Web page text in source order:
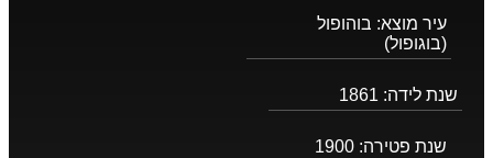
עיר מוצא: בוהופול
(בוגופול)
שנת לידה: 1861
שנת פטירה: 1900